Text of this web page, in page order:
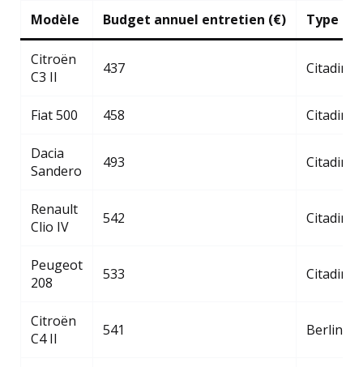
Modèle Budget annuel entretien (€) Type
Citroën
C3 II
437 Citadine
Fiat 500 458 Citadine
Dacia
Sandero
493 Citadine
Renault
Clio IV
542 Citadine
Peugeot
208
533 Citadine
Citroën
C4 II
541 Berline